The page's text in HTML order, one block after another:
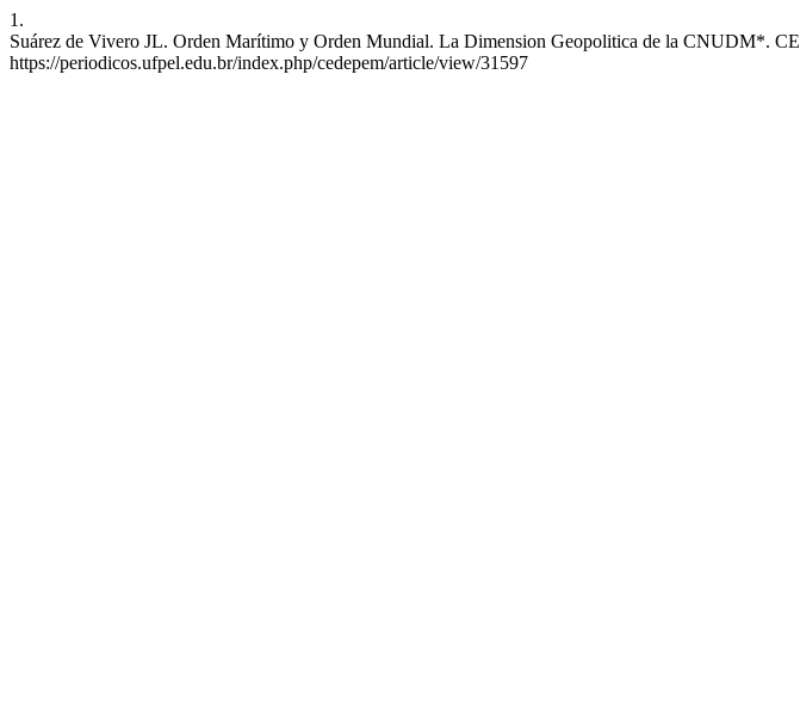
1.
Suárez de Vivero JL. Orden Marítimo y Orden Mundial. La Dimension Geopolitica de la CNUDM*.
https://periodicos.ufpel.edu.br/index.php/cedepem/article/view/31597